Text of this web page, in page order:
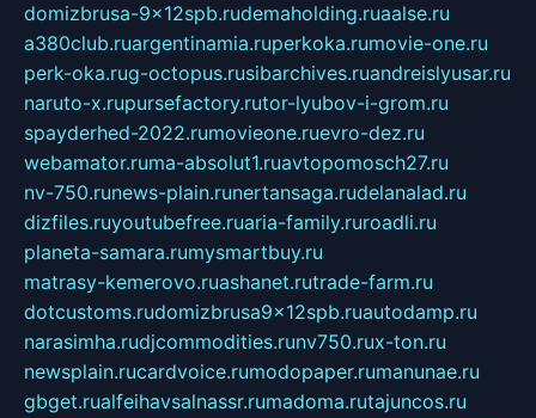
domizbrusa-9x12spb.rudemaholding.ruaalse.ru
a380club.ruargentinamia.ruperkoka.rumovie-one.ru
perk-oka.rug-octopus.rusibarchives.ruandreislyusar.ru
naruto-x.rupursefactory.rutor-lyubov-i-grom.ru
spayderhed-2022.rumovieone.ruevro-dez.ru
webamator.ruma-absolut1.ruavtopomosch27.ru
nv-750.runews-plain.runertansaga.rudelanalad.ru
dizfiles.ruyoutubefree.ruaria-family.ruroadli.ru
planeta-samara.rumysmartbuy.ru
matrasy-kemerovo.ruashanet.rutrade-farm.ru
dotcustoms.rudomizbrusa9x12spb.ruautodamp.ru
narasimha.rudjcommodities.runv750.rux-ton.ru
newsplain.rucardvoice.rumodopaper.rumanunae.ru
gbget.rualfeihavsalnassr.rumadoma.rutajuncos.ru